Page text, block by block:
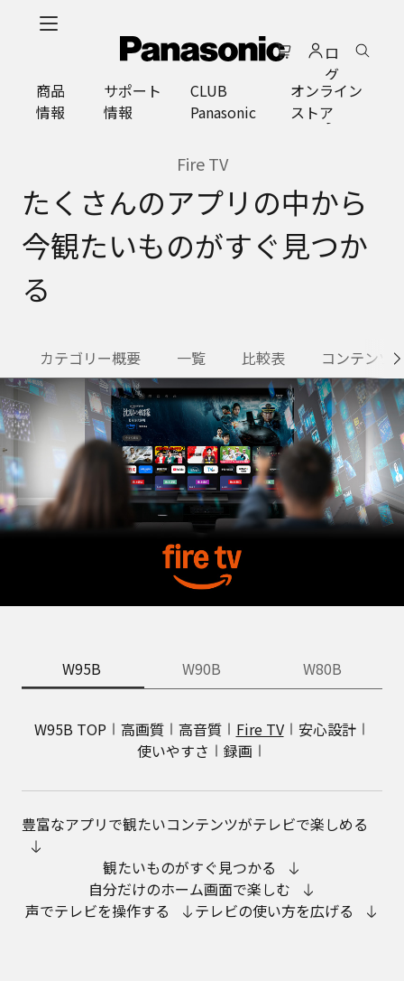
ロ
グ
イ
ン
商品
情報
サポート
情報
CLUB
Panasonic
オンライン
ストア
Fire TV
たくさんのアプリの中から
今観たいものがすぐ見つか
る
カテゴリー概要 一覧 比較表 コンテンツ
W95B W90B W80B
W95B TOP 高画質 高音質 Fire TV
安心設計
使いやすさ
録画
豊富なアプリで観たいコンテンツがテレビで楽しめる
観たいものがすぐ見つかる
自分だけのホーム画面で楽しむ
声でテレビを操作する
テレビの使い方を広げる